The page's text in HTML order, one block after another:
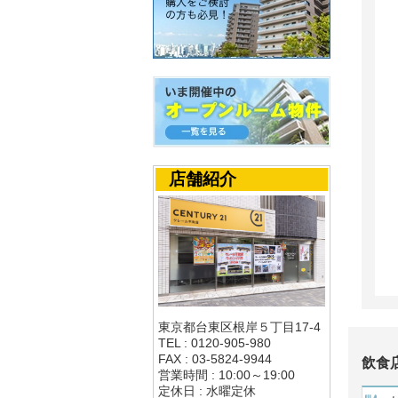
飲食
店舗紹介
東京都台東区根岸５丁目17-4
TEL : 0120-905-980
FAX : 03-5824-9944
営業時間 : 10:00～19:00
定休日 : 水曜定休